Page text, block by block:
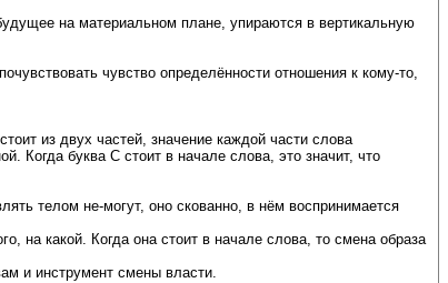
на материальном плане, упираются в вертикальную
чувство определённости отношения к кому-то,
из двух частей, значение каждой части слова
Когда буква С стоит в начале слова, это значит, что
телом не-могут, оно скованно, в нём воспринимается
на какой. Когда она стоит в начале слова, то смена образа
и инструмент смены власти.